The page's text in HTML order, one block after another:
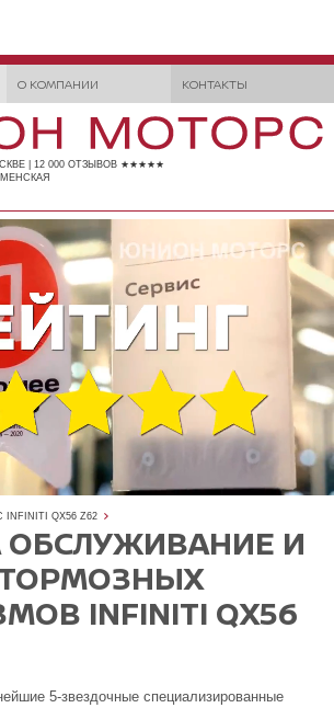
О КОМПАНИИ КОНТАКТЫ
| 12 000 ОТЗЫВОВ ★★★★★
QX56 Z62
И
INFINITI QX56
5-звездочные специализированные